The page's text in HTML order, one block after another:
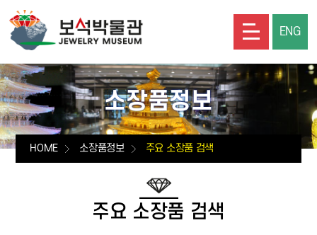
ENG
소장품정보
HOME 소장품정보 주요 소장품 검색
주요 소장품 검색